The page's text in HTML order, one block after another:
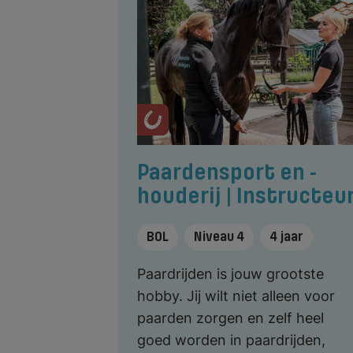
Paardensport en -
houderij |
BOL Niveau 4 4 jaar
Paardrijden is jouw grootste
hobby. Jij wilt niet alleen voor
paarden zorgen en zelf heel
goed worden in paardrijden,